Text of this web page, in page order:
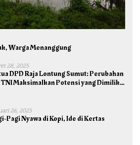
Warga Menanggung
28, 2025
DPD Raja Lontung Sumut: Perubahan
TNI Maksimalkan Potensi yang Dimiliki
26, 2025
Pagi Nyawa di Kopi, Ide di Kertas